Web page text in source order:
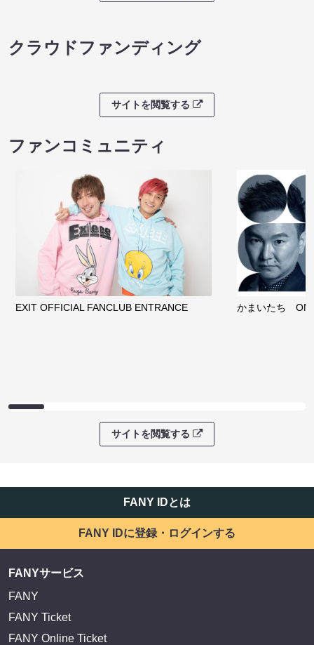
クラウドファンディング
サイトを閲覧する
ファンコミュニティ
EXIT OFFICIAL FANCLUB ENTRANCE かまいたち
サイトを閲覧する
FANY IDとは
FANY IDに登録・ログインする
FANYサービス
FANY
FANY Ticket
FANY Online Ticket